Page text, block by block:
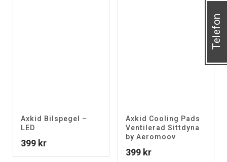
Axkid Bilspegel –
LED
399 kr
Axkid Cooling Pads
Ventilerad Sittdyna
by Aeromoov
399 kr
Telefon